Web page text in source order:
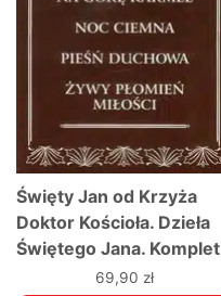
Święty Jan od Krzyża
Doktor Kościoła. Dzieła
Świętego Jana. Komplet
69,90 zł